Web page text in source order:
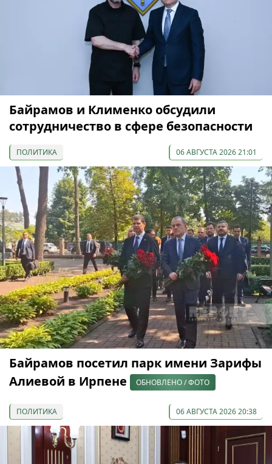
Байрамов и Клименко обсудили
сотрудничество в сфере безопасности
ПОЛИТИКА 06 АВГУСТА 2026 21:01
Байрамов посетил парк имени Зарифы
Алиевой в Ирпене
ОБНОВЛЕНО / ФОТО
ПОЛИТИКА 06 АВГУСТА 2026 20:38